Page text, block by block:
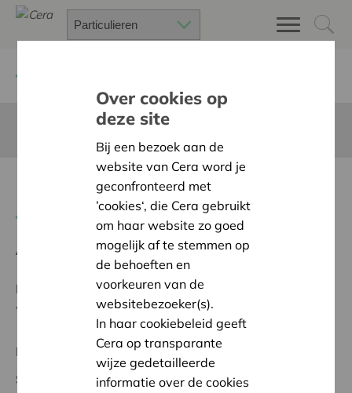
Educatieve bijenstand
Terug naar overzicht
Ambitie: Warme en zorgzame buurten voor iedereen
Programma:
Bouwen aan sterke dorpen, buurten en
wijken, met zorgzame buren
Regionaal Project
Startdatum:
05/06/2025
Over cookies op
deze site
Bij een bezoek aan de
website van Cera word je
geconfronteerd met
’cookies‘, die Cera gebruikt
om haar website zo goed
mogelijk af te stemmen op
de behoeften en
voorkeuren van de
websitebezoeker(s).
In haar cookiebeleid geeft
Cera op transparante
wijze gedetailleerde
informatie over de cookies